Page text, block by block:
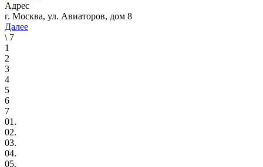
Адрес
г. Москва, ул. Авиаторов, дом 8
Далее
\ 7
1
2
3
4
5
6
7
01.
02.
03.
04.
05.